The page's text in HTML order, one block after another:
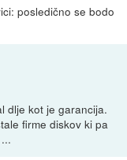
posledično se bodo
dlje kot je garancija.
firme diskov ki pa